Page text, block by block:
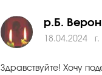
р.Б.
18.04.2024
Здравствуйте! Хочу